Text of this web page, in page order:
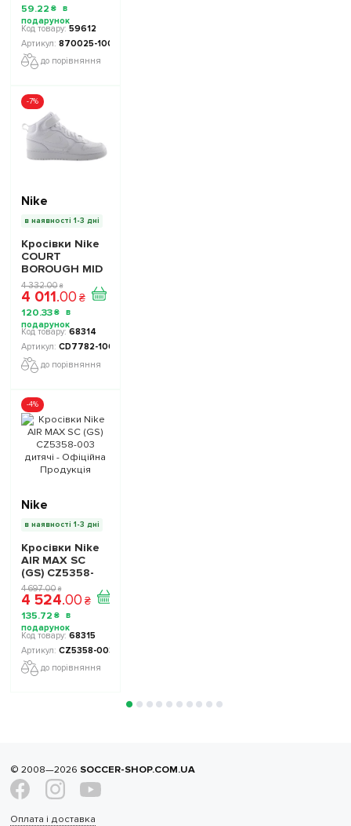
Офіційна
Продукція
59.22 ₴
59612
870025-100
до порівняння
-7%
Nike
в наявності 1-3 дні
Кросівки Nike
COURT
BOROUGH MID
2 (GS) CD7782-
100 дитячі -
Офіційна
Продукція
4 332.00 ₴
4 011.00 ₴
120.33 ₴
68314
CD7782-100
до порівняння
-4%
Nike
в наявності 1-3 дні
Кросівки Nike
AIR MAX SC
(GS) CZ5358-
003 дитячі -
Офіційна
Продукція
4 697.00 ₴
4 524.00 ₴
135.72 ₴
68315
CZ5358-003
до порівняння
© 2008—2026 SOCCER-SHOP.COM.UA
Оплата і доставка